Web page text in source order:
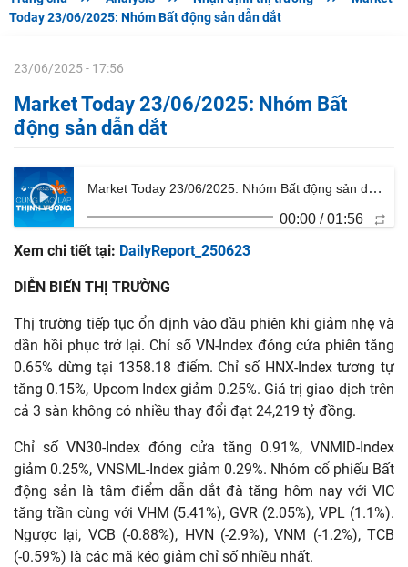
Today 23/06/2025: Nhóm Bất động sản dẫn dắt
23/06/2025 - 17:56
Market Today 23/06/2025: Nhóm Bất
động sản dẫn dắt
Market Today 23/06/2025: Nhóm Bất động sản dẫn dắt
00:00 /01:56
Xem chi tiết tại: DailyReport_250623
DIỄN BIẾN THỊ TRƯỜNG
Thị trường tiếp tục ổn định vào đầu phiên khi giảm nhẹ và
dần hồi phục trở lại. Chỉ số VN-Index đóng cửa phiên tăng
0.65% dừng tại 1358.18 điểm. Chỉ số HNX-Index tương tự
tăng 0.15%, Upcom Index giảm 0.25%. Giá trị giao dịch trên
cả 3 sàn không có nhiều thay đổi đạt 24,219 tỷ đồng.
Chỉ số VN30-Index đóng cửa tăng 0.91%, VNMID-Index
giảm 0.25%, VNSML-Index giảm 0.29%. Nhóm cổ phiếu Bất
động sản là tâm điểm dẫn dắt đà tăng hôm nay với VIC
tăng trần cùng với VHM (5.41%), GVR (2.05%), VPL (1.1%).
Ngược lại, VCB (-0.88%), HVN (-2.9%), VNM (-1.2%), TCB
(-0.59%) là các mã kéo giảm chỉ số nhiều nhất.